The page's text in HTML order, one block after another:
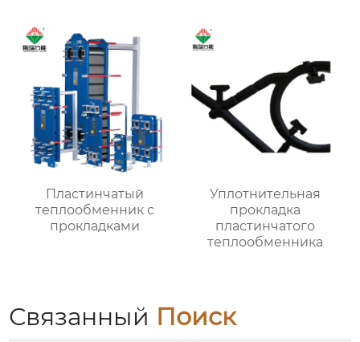
Пластинчатый
теплообменник с
прокладками
Уплотнительная
прокладка
пластинчатого
теплообменника
Связанный Поиск